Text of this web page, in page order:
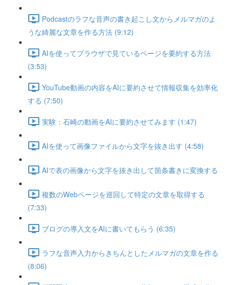
Podcastのラフな音声の書き起こし文からメルマガのよ
うな綺麗な文章を作る方法 (9:12)
AIを使ってブラウザで見ているページを要約する方法
(3:53)
YouTube動画の内容をAIに要約させて情報収集を効率化
する (7:50)
実験：石崎の動画をAIに要約させてみます (1:47)
AIを使って画像ファイルから文字を抜き出す (4:58)
AIで表の画像から文字を抜き出して箇条書きに変換する
複数のWebページを巡回して特定の文章を取得する
(7:33)
ブログの導入文をAIに書いてもらう (6:35)
ラフな音声入力からきちんとしたメルマガの文章を作る
(8:06)